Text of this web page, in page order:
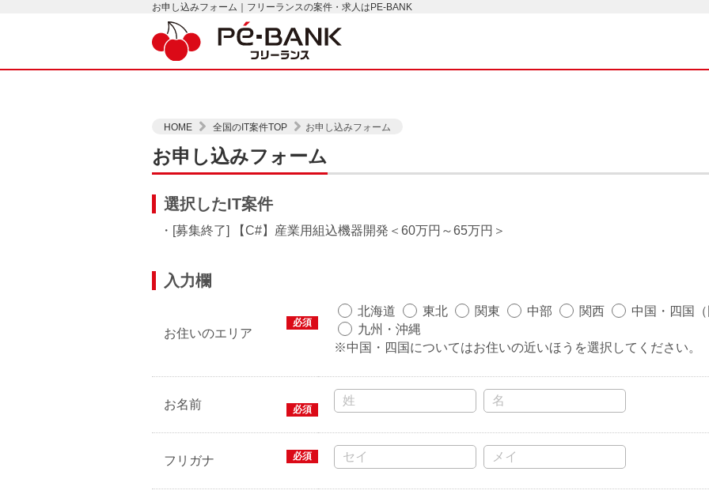
お申し込みフォーム｜フリーランスの案件・求人はPE-BANK
HOME 全国のIT案件TOP お申し込みフォーム
お申し込みフォーム
選択したIT案件
・[募集終了] 【C#】産業用組込機器開発 60万円～65万円
入力欄
お住いのエリア
必須
北海道 東北 関東 中部 関西 中国・四国（
九州・沖縄
※中国・四国についてはお住いの近いほうを選択してください。
お名前 必須
フリガナ 必須